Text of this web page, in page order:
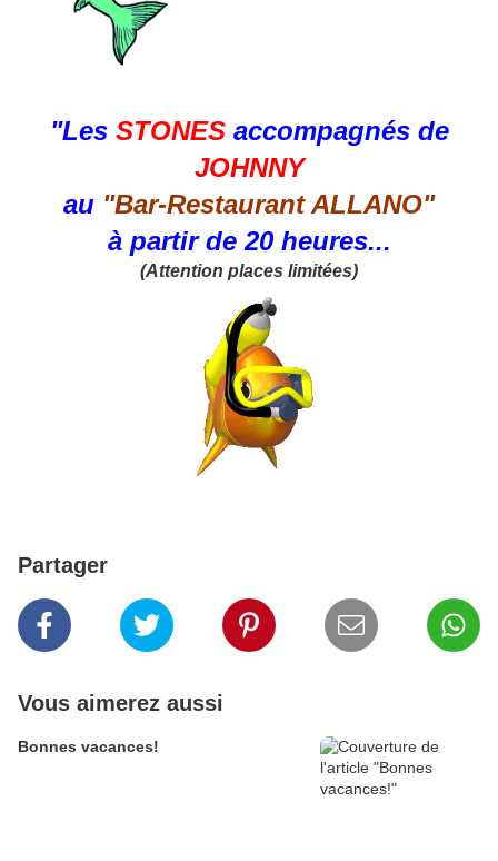
"Les STONES accompagnés de
JOHNNY
au "Bar-Restaurant ALLANO"
à partir de 20 heures...
(Attention places limitées)
Partager
Vous aimerez aussi
Bonnes vacances!